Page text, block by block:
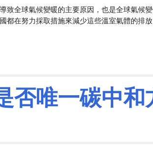
致全球氣候變暖的主要原因，也是全球氣候
都在努力採取措施來減少這些溫室氣體的排
否唯一碳中和